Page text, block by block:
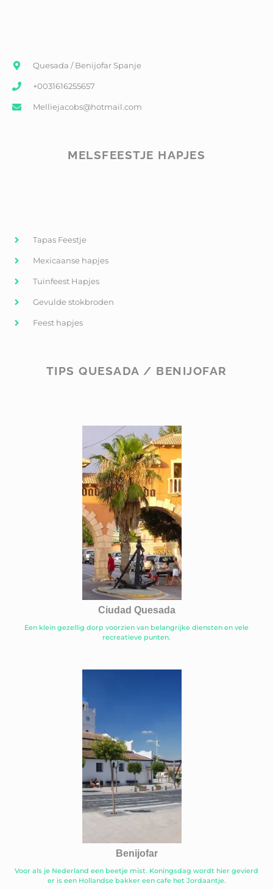
Quesada / Benijofar Spanje
+0031616255657
Melliejacobs@hotmail.com
MELSFEESTJE HAPJES
Tapas Feestje
Mexicaanse hapjes
Tuinfeest Hapjes
Gevulde stokbroden
Feest hapjes
TIPS QUESADA / BENIJOFAR
Ciudad Quesada
Een klein gezellig dorp voorzien van belangrijke diensten en vele
recreatieve punten.
Benijofar
Voor als je Nederland een beetje mist. Koningsdag wordt hier gevierd
er is een Hollandse bakker een cafe het Jordaantje.